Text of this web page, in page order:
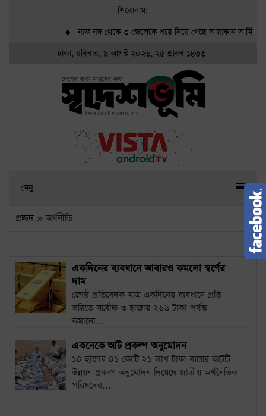
শিরোনাম:
নাফ নদ থেকে ৩ জেলেকে ধরে নিয়ে গেছে আরাকান আর্মি●
ঢাকা, রবিবার, ৯ আগস্ট ২০২৬, ২৫ শ্রাবণ ১৪৩৩
মেনু
প্রচ্ছদ » অর্থনীতি
একদিনের ব্যবধানে আবারও কমলো স্বর্ণের
দাম
জ্যেষ্ঠ প্রতিবেদক মাত্র একদিনের ব্যবধানে প্রতি
ভরিতে সর্বোচ্চ ৩ হাজার ২৬৬ টাকা পর্যন্ত
কমানো...
একনেকে আট প্রকল্প অনুমোদন
১৪ হাজার ৪১ কোটি ২১ লাখ টাকা ব্যয়ের আটটি
উন্নয়ন প্রকল্প অনুমোদন দিয়েছে জাতীয় অর্থনৈতিক
পরিষদের...